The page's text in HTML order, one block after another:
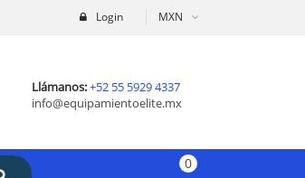
MXN
Login
Llámanos:+52 55 5929 4337
info@equipamientoelite.mx
0